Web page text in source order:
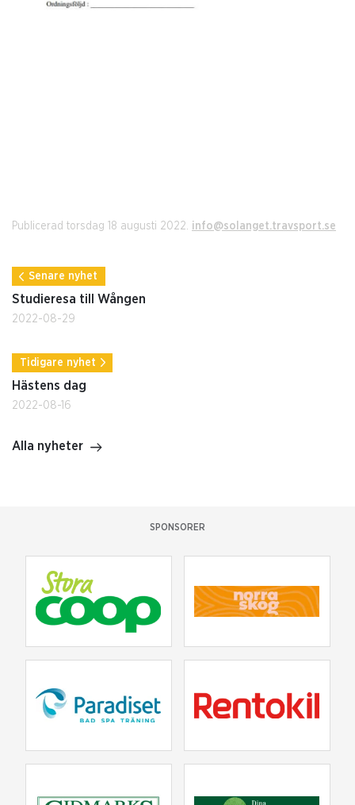
Publicerad torsdag 18 augusti 2022. info@solanget.travsport.se
Senare nyhet
Studieresa till Wången
2022-08-29
Tidigare nyhet
Hästens dag
2022-08-16
Alla nyheter
SPONSORER